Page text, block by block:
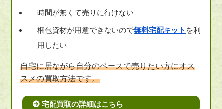
時間が無くて売りに行けない
梱包資材が用意できないので無料宅配キット を利
用したい
自宅に居ながら自分のペースで売りたい方にオス
スメの買取方法です。
宅配買取の詳細はこちら